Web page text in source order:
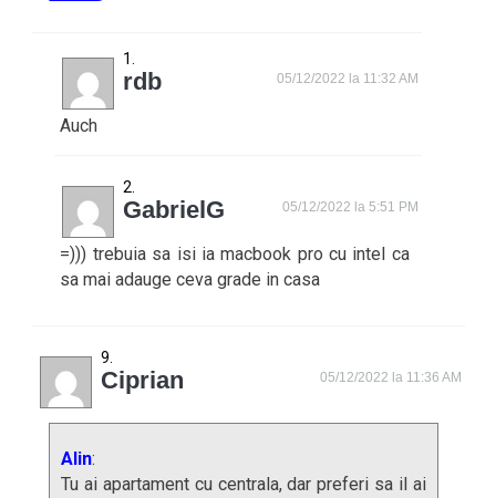
rdb 05/12/2022 la 11:32 AM
Auch
GabrielG 05/12/2022 la 5:51 PM
=))) trebuia sa isi ia macbook pro cu intel ca
sa mai adauge ceva grade in casa
Ciprian 05/12/2022 la 11:36 AM
Alin:
Tu ai apartament cu centrala, dar preferi sa il ai